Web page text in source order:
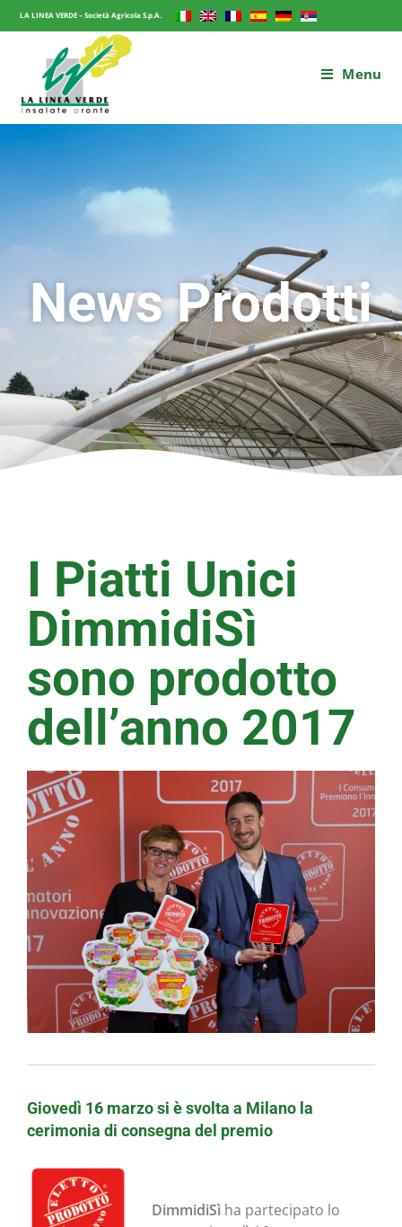
LA LINEA VERDE – Società Agricola S.p.A.
Menu
News Prodotti
I Piatti Unici
DimmidiSì
sono prodotto
dell’anno 2017
Giovedì 16 marzo si è svolta a Milano la
cerimonia di consegna del premio
DimmidiSì ha partecipato lo